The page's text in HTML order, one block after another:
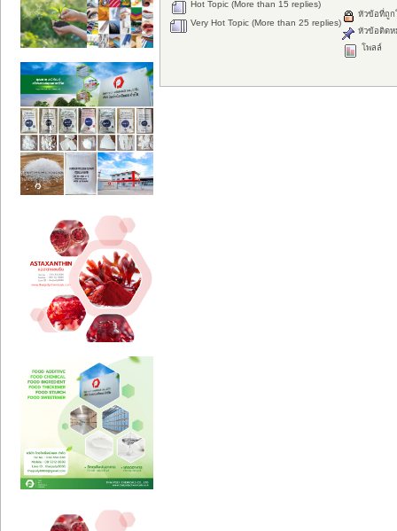
Hot Topic (More than 15 replies)
Very Hot Topic (More than 25 replies)
หัวข้อที่ถู
หัวข้อติดห
โพลล์